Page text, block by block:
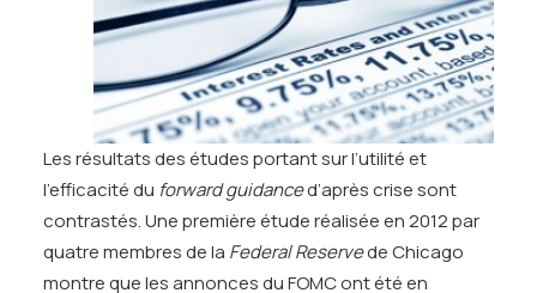
Les résultats des études portant sur l’utilité et
l’efficacité du forward guidanced’après crise sont
contrastés. Une première étude réalisée en 2012 par
quatre membres de la Federal Reservede Chicago
montre que les annonces du FOMC ont été en